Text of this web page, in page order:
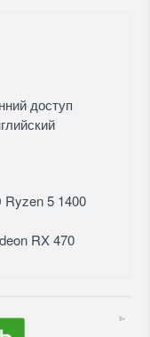
доступ
Ryzen 5 1400
RX 470